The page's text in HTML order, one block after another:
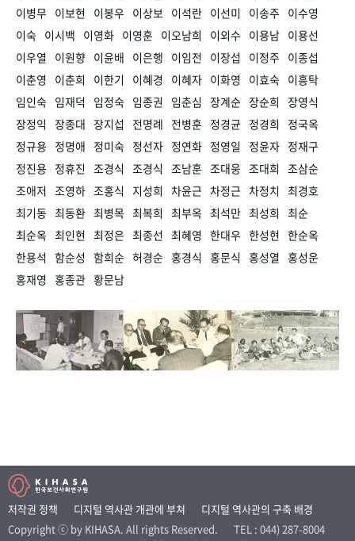
이병무 이보현 이봉우 이상보 이석란 이선미 이송주 이수영
이숙 이시백 이영화 이영훈 이오남희 이외수 이용남 이용선
이우열
이원향 이윤배 이은행 이임전 이장섭 이정주 이종섭
이춘영
이춘희 이한기 이혜경 이혜자 이화영 이효숙 이흥탁
임인숙 임재덕 임정숙 임종권 임춘심 장계순 장순희 장영식
장정익 장종대 장지섭 전명례 전병훈 정경균 정경희
정국옥
정규용 정명애 정미숙 정선자 정연화 정영일 정윤자 정재구
정진용 정휴진 조경식 조경식 조남훈 조대웅 조대희 조삼순
조애저 조영하 조홍식 지성희 차윤근 차정근 차정치 최경호
최기동 최동환 최병목 최복희 최부옥 최석만 최성희 최순
최순옥 최인현 최정은 최종선 최혜영 한대우 한성현 한순옥
한용석 함순성 함희순 허경순 홍경식 홍문식 홍성열 홍성운
홍재영 홍종관 황문남
저작권 정책 디지털 역사관 개관에 부쳐
디지털 역사관의 구축 배경
Copyright ⓒ by KIHASA. All rights Reserved.
TEL : 044) 287-8004